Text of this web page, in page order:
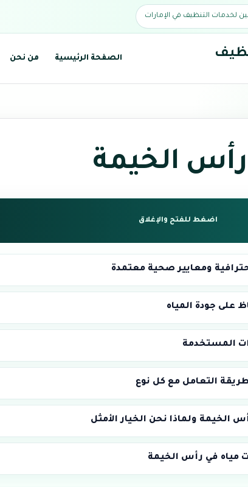
لخدمات التنظيف في الإمارات
الصفحة الرئيسية من نحن
الخيمة
اضغط للفتح والإغلاق
ومعايير صحية معتمدة
على جودة المياه
المستخدمة
التعامل مع كل نوع
ولماذا نحن الخيار الأمثل
مياه في رأس الخيمة